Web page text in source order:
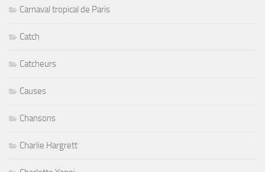
Carnaval tropical de Paris
Catch
Catcheurs
Causes
Chansons
Charlie Hargrett